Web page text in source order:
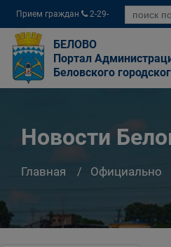
Прием граждан
2-29-
04
БЕЛОВО
Портал
Беловского
Новости
Главная Официально